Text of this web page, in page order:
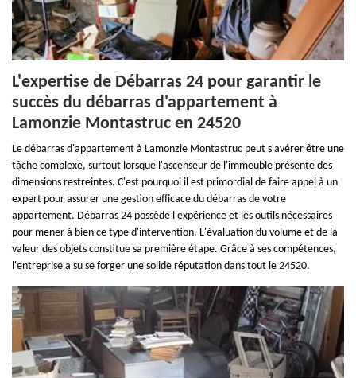
L'expertise de Débarras 24 pour garantir le
succès du débarras d'appartement à
Lamonzie Montastruc en 24520
Le débarras d'appartement à Lamonzie Montastruc peut s'avérer être une
tâche complexe, surtout lorsque l'ascenseur de l'immeuble présente des
dimensions restreintes. C'est pourquoi il est primordial de faire appel à un
expert pour assurer une gestion efficace du débarras de votre
appartement. Débarras 24 possède l'expérience et les outils nécessaires
pour mener à bien ce type d'intervention. L'évaluation du volume et de la
valeur des objets constitue sa première étape. Grâce à ses compétences,
l'entreprise a su se forger une solide réputation dans tout le 24520.